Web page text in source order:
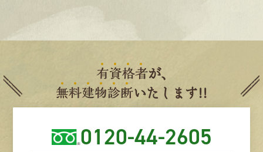
有資格者が、
無料建物診断いたします!!
0120-44-2605